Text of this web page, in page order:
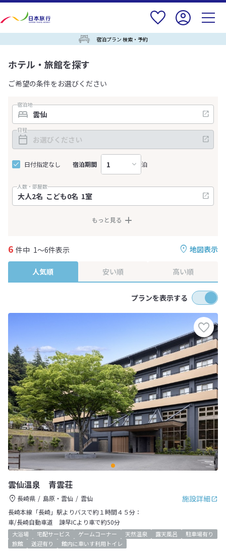
宿泊プラン 検索・予約
ホテル・旅館を探す
ご希望の条件をお選びください
宿泊地
日程
日付指定なし 宿泊期間 泊
人数・部屋数
もっと見る
地図表示
6 件中 1～6件表示
人気順 安い順 高い順
プランを表示する
雲仙温泉 青雲荘
施設詳細
長崎県 島原・雲仙
雲仙
長崎本線「長崎」駅よりバスで約１時間４５分：
車/長崎自動車道 諫早ICより車で約50分
大浴場 宅配サービス ゲームコーナー 天然温泉 露天風呂
駐車場有り
旅館
送迎有り 館内に車いす利用トイレ